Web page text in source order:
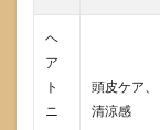
ヘ
ア
ト
ニ
頭皮ケア、
清涼感